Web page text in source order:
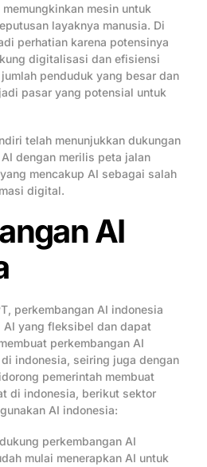
mesin untuk
layaknya manusia. Di
perhatian karena potensinya
digitalisasi dan efisiensi
penduduk yang besar dan
pasar yang potensial untuk
telah menunjukkan dukungan
dengan merilis peta jalan
mencakup AI sebagai salah
digital.
AI
perkembangan AI indonesia
yang fleksibel dan dapat
perkembangan AI
indonesia, seiring juga dengan
pemerintah membuat
di indonesia, berikut sektor
AI indonesia:
perkembangan AI
mulai menerapkan AI untuk